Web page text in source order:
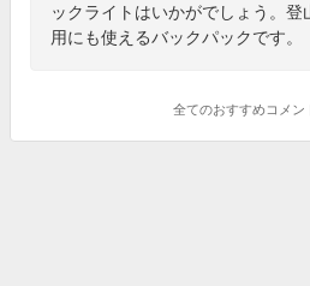
ックライトはいかがでしょう。登
用にも使えるバックパックです。
全てのおすすめコメン